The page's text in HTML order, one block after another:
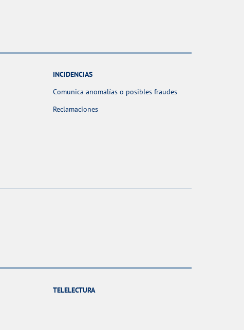
INCIDENCIAS
Comunica anomalías o posibles fraudes
Reclamaciones
TELELECTURA